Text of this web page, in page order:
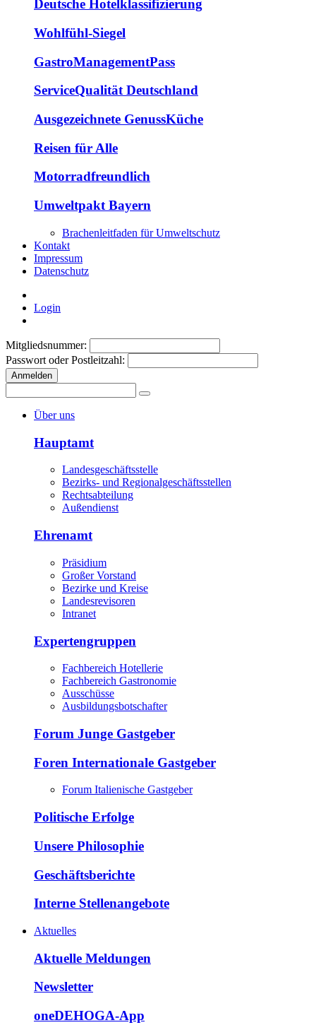
Deutsche Hotelklassifizierung
Wohlfühl-Siegel
GastroManagementPass
ServiceQualität Deutschland
Ausgezeichnete GenussKüche
Reisen für Alle
Motorradfreundlich
Umweltpakt Bayern
Brachenleitfaden für Umweltschutz
Kontakt
Impressum
Datenschutz
Login
Mitgliedsnummer:
Passwort oder Postleitzahl:
Anmelden
Über uns
Hauptamt
Landesgeschäftsstelle
Bezirks- und Regionalgeschäftsstellen
Rechtsabteilung
Außendienst
Ehrenamt
Präsidium
Großer Vorstand
Bezirke und Kreise
Landesrevisoren
Intranet
Expertengruppen
Fachbereich Hotellerie
Fachbereich Gastronomie
Ausschüsse
Ausbildungsbotschafter
Forum Junge Gastgeber
Foren Internationale Gastgeber
Forum Italienische Gastgeber
Politische Erfolge
Unsere Philosophie
Geschäftsberichte
Interne Stellenangebote
Aktuelles
Aktuelle Meldungen
Newsletter
oneDEHOGA-App